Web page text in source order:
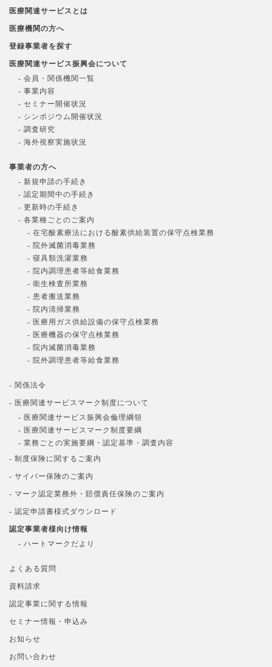
医療関連サービスとは
医療機関の方へ
登録事業者を探す
医療関連サービス振興会について
- 会員・関係機関一覧
- 事業内容
- セミナー開催状況
- シンポジウム開催状況
- 調査研究
- 海外視察実施状況
事業者の方へ
- 新規申請の手続き
- 認定期間中の手続き
- 更新時の手続き
- 各業種ごとのご案内
- 在宅酸素療法における酸素供給装置の保守点検業務
- 院外滅菌消毒業務
- 寝具類洗濯業務
- 院内調理患者等給食業務
- 衛生検査所業務
- 患者搬送業務
- 院内清掃業務
- 医療用ガス供給設備の保守点検業務
- 医療機器の保守点検業務
- 院内滅菌消毒業務
- 院外調理患者等給食業務
- 関係法令
- 医療関連サービスマーク制度について
- 医療関連サービス振興会倫理綱領
- 医療関連サービスマーク制度要綱
- 業務ごとの実施要綱・認定基準・調査内容
- 制度保険に関するご案内
- サイバー保険のご案内
- マーク認定業務外・賠償責任保険のご案内
- 認定申請書様式ダウンロード
認定事業者様向け情報
- ハートマークだより
よくある質問
資料請求
認定事業に関する情報
セミナー情報・申込み
お知らせ
お問い合わせ